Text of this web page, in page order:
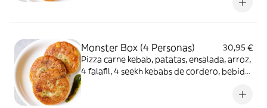
Monster Box (4 Personas)
30,95 €
Pizza carne kebab, patatas, ensalada, arroz,
4 falafil, 4 seekh kebabs de cordero, bebida